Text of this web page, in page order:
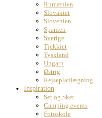
Rumænien
Slovakiet
Slovenien
Spanien
Sverige
Tjekkiet
Tyskland
Ungarn
Østrig
Rejseplanlægning
Inspiration
Set og Sket
Camping events
Fotoskole